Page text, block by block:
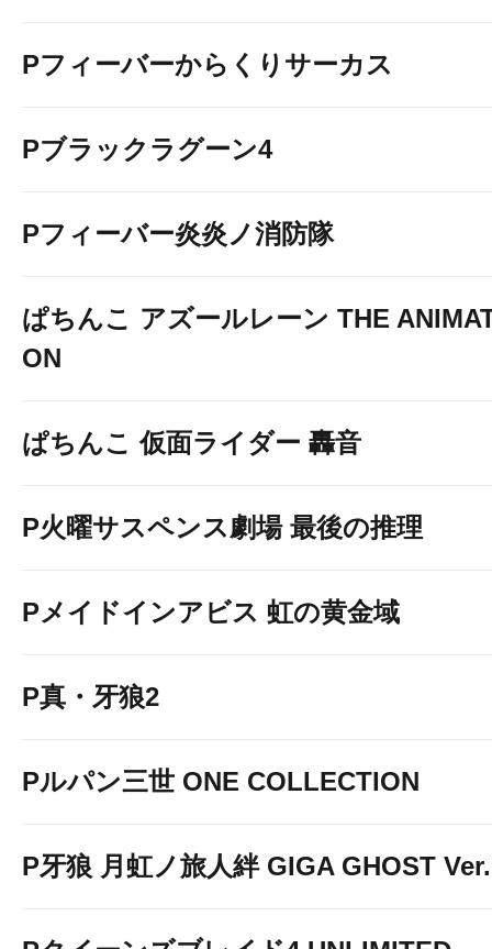
Pフィーバーからくりサーカス
Pブラックラグーン4
Pフィーバー炎炎ノ消防隊
ぱちんこ アズールレーン THE
ON
ぱちんこ 仮面ライダー 轟音
P火曜サスペンス劇場 最後の推理
Pメイドインアビス 虹の黄金域
P真・牙狼2
Pルパン三世 ONE COLLECTION
P牙狼 月虹ノ旅人絆 GIGA GHOST Ver.